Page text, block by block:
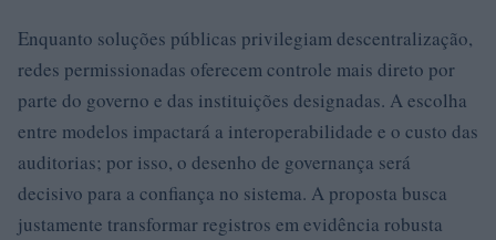
Enquanto soluções públicas privilegiam descentralização,
redes permissionadas oferecem controle mais direto por
parte do governo e das instituições designadas. A escolha
entre modelos impactará a interoperabilidade e o custo das
auditorias; por isso, o desenho de governança será
decisivo para a confiança no sistema. A proposta busca
justamente transformar registros em evidência robusta